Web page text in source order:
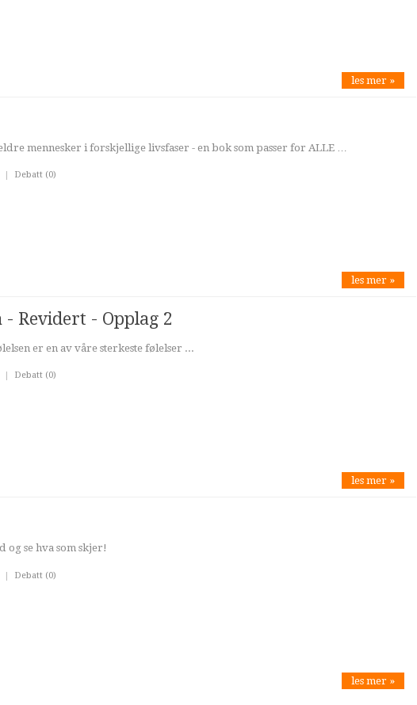
les mer »
mennesker i forskjellige livsfaser - en bok som passer for ALLE …
Debatt (0)
les mer »
Revidert - Opplag 2
er en av våre sterkeste følelser ...
| Debatt (0)
les mer »
og se hva som skjer!
| Debatt (0)
les mer »